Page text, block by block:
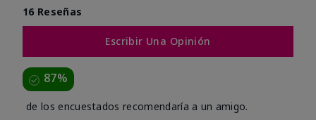
16 Reseñas
Escribir Una Opinión
87%
de los encuestados recomendaría a un amigo.